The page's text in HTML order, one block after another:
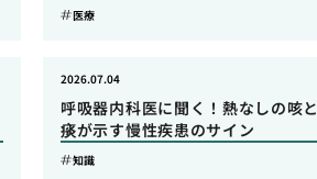
医療
呼吸器内科医に聞く！熱なしの咳と
痰が示す慢性疾患のサイン
2026.07.04
知識